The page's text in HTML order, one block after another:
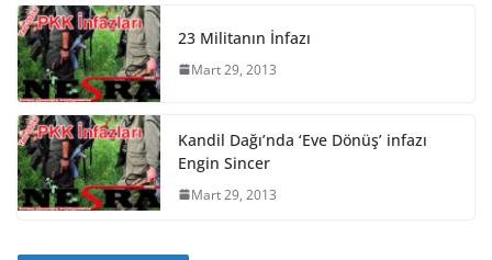
23 Militanın İnfazı
Mart 29, 2013
Kandil Dağı’nda ‘Eve Dönüş’ infazı
Engin Sincer
Mart 29, 2013